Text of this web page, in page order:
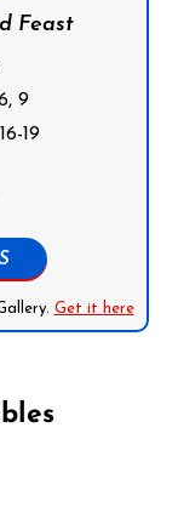
Feast
9
19
Get it here